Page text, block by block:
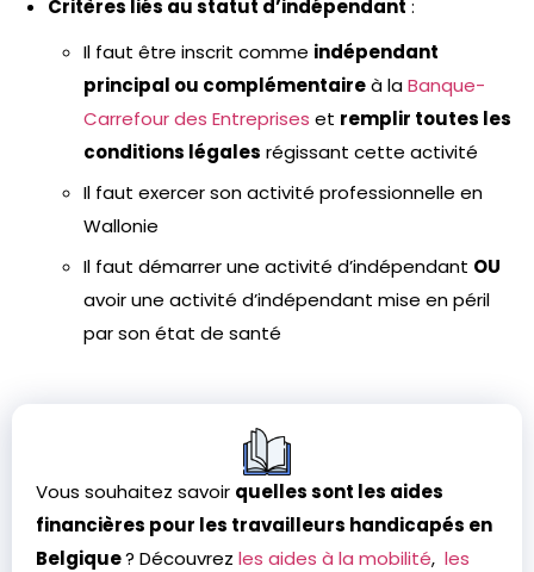
Critères liés au statut d’indépendant :
Il faut être inscrit comme indépendant
principal ou complémentaireà laBanque-
Carrefour des Entreprises et remplir toutes les
conditions légales régissant cette activité
Il faut exercer son activité professionnelle en
Wallonie
Il faut démarrer une activité d’indépendant OU
avoir une activité d’indépendant mise en péril
par son état de santé
Vous souhaitez savoir quelles sont les aides
financières pour les travailleurs handicapés en
Belgique? Découvrez les aides à la mobilité, les